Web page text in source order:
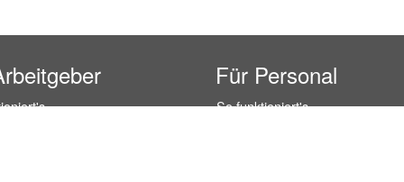
Für Personal
So funktioniert's